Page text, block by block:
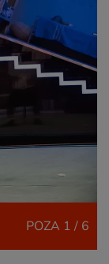
POZA 1 / 6